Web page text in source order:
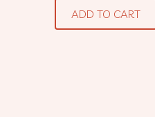
ADD TO CART